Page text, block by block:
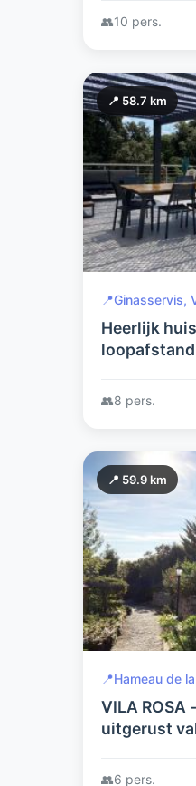
du Verdon
👥10 pers.
📍 58.7 km
📍Ginasservis,
Heerlijk
👥8 pers.
📍 59.9 km
📍Hameau de
VILA ROSA
uitgerust
Vlakbij de
👥6 pers.